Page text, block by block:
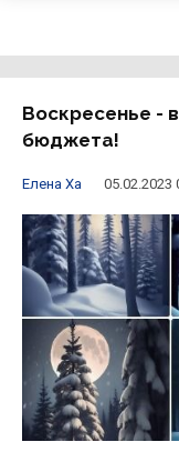
Воскресенье -
бюджета!
Елена Ха 05.02.2023